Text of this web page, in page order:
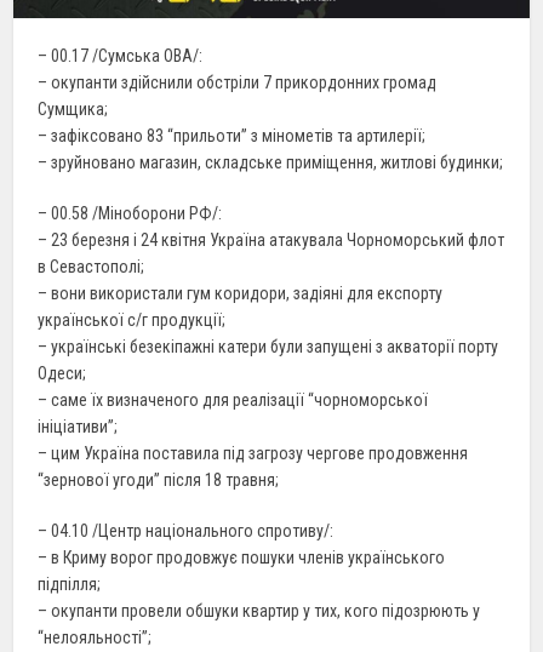
– 00.17 /Сумська ОВА/:
– окупанти здійснили обстріли 7 прикордонних громад
Сумщика;
– зафіксовано 83 “прильоти” з мінометів та артилерії;
– зруйновано магазин, складське приміщення, житлові будинки;
– 00.58 /Міноборони РФ/:
– 23 березня і 24 квітня Україна атакувала Чорноморський флот
в Севастополі;
– вони використали гум коридори, задіяні для експорту
української с/г продукції;
– українські безекіпажні катери були запущені з акваторії порту
Одеси;
– саме їх визначеного для реалізації “чорноморської
ініціативи”;
– цим Україна поставила під загрозу чергове продовження
“зернової угоди” після 18 травня;
– 04.10 /Центр національного спротиву/:
– в Криму ворог продовжує пошуки членів українського
підпілля;
– окупанти провели обшуки квартир у тих, кого підозрюють у
“нелояльності”;